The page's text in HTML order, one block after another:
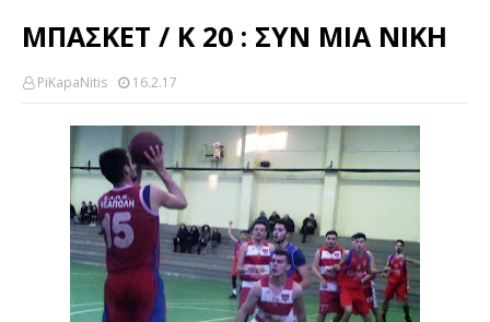
ΜΠΑΣΚΕΤ / Κ 20 : ΣΥΝ ΜΙΑ ΝΙΚΗ
PiKapaNitis 16.2.17